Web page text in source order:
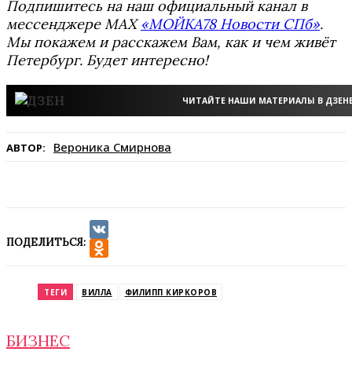
Подпишитесь на наш официальный канал в
мессенджере MAX«МОЙКА78 Новости СПб».
Мы покажем и расскажем Вам, как и чем живёт
Петербург. Будет интересно!
ЧИТАЙТЕ НАШИ МАТЕРИАЛЫ В
АВТОР: Вероника Смирнова
ПОДЕЛИТЬСЯ:
VK
ТЕГИ ВИЛЛА ФИЛИПП КИРКОРОВ
БИЗНЕС